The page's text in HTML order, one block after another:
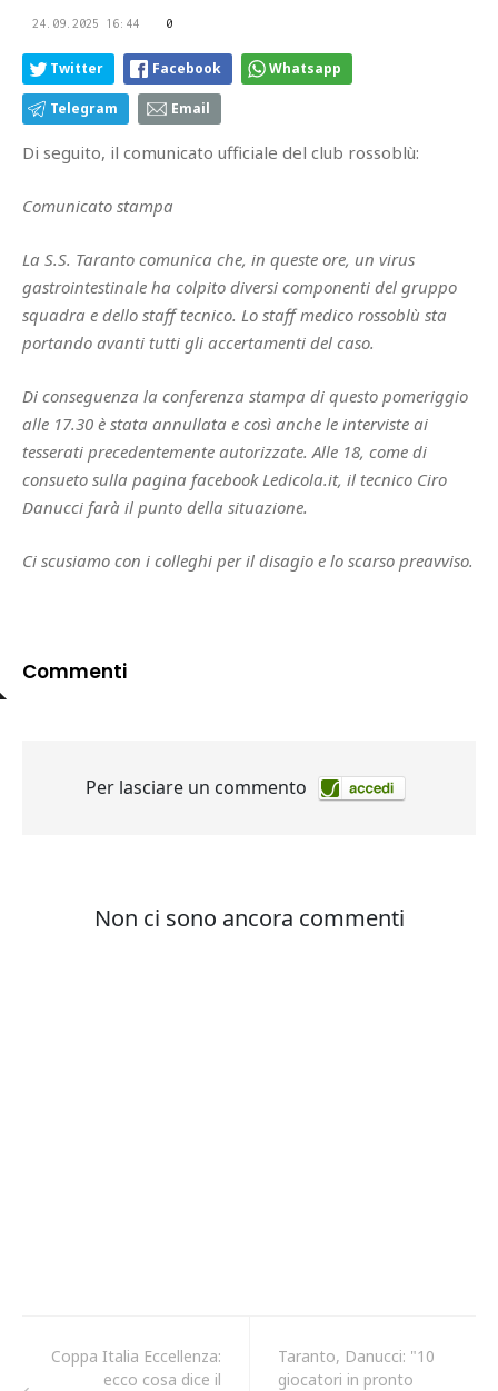
24.09.2025 16:44 0
Twitter Facebook Whatsapp
Telegram Email
Di seguito, il comunicato ufficiale del club rossoblù:
Comunicato stampa
La S.S. Taranto comunica che, in queste ore, un virus
gastrointestinale ha colpito diversi componenti del gruppo
squadra e dello staff tecnico. Lo staff medico rossoblù sta
portando avanti tutti gli accertamenti del caso.
Di conseguenza la conferenza stampa di questo pomeriggio
alle 17.30 è stata annullata e così anche le interviste ai
tesserati precedentemente autorizzate. Alle 18, come di
consueto sulla pagina facebook Ledicola.it, il tecnico Ciro
Danucci farà il punto della situazione.
Ci scusiamo con i colleghi per il disagio e lo scarso preavviso.
Commenti
Coppa Italia Eccellenza:
ecco cosa dice il
Taranto, Danucci: "10
giocatori in pronto